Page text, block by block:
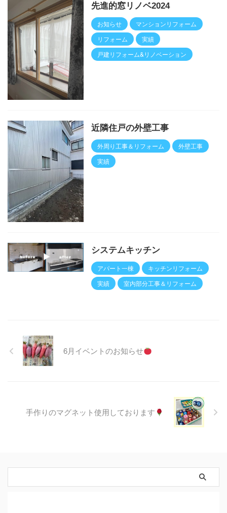
先進的窓リノベ2024
お知らせ
マンションリフォーム
リフォーム
実績
戸建リフォーム&リノベーション
近隣住戸の外壁工事
外周り工事＆リフォーム
外壁工事
実績
システムキッチン
アパート一棟
キッチンリフォーム
実績
室内部分工事＆リフォーム
6月イベントのお知らせ
手作りのマグネット使用しております